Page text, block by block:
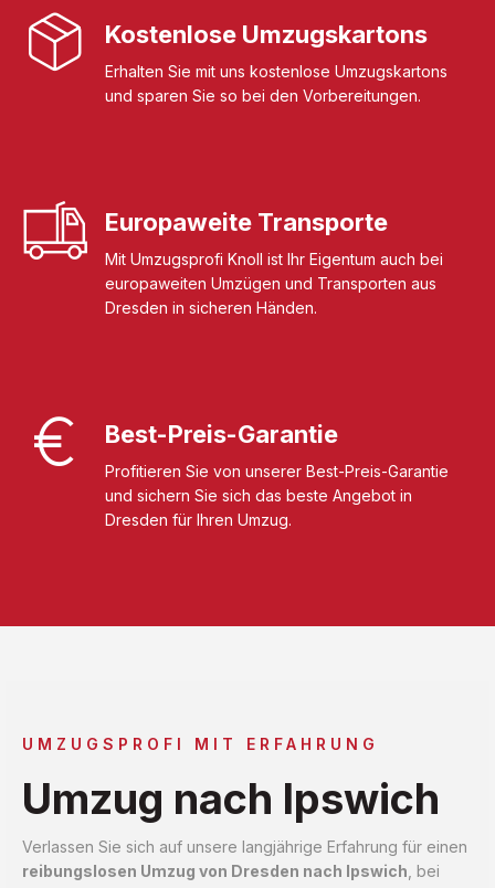
Kostenlose Umzugskartons
Erhalten Sie mit uns kostenlose Umzugskartons
und sparen Sie so bei den Vorbereitungen.
Europaweite Transporte
Mit Umzugsprofi Knoll ist Ihr Eigentum auch bei
europaweiten Umzügen und Transporten aus
Dresden in sicheren Händen.
Best-Preis-Garantie
Profitieren Sie von unserer Best-Preis-Garantie
und sichern Sie sich das beste Angebot in
Dresden für Ihren Umzug.
UMZUGSPROFI MIT ERFAHRUNG
Umzug nach Ipswich
Verlassen Sie sich auf unsere langjährige Erfahrung für einen
reibungslosen Umzug von Dresden nach Ipswich , bei